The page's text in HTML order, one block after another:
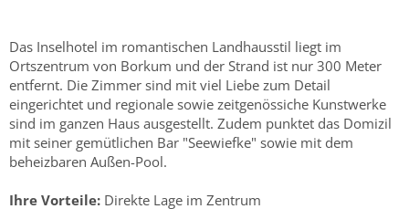
Das Inselhotel im romantischen Landhausstil liegt im
Ortszentrum von Borkum und der Strand ist nur 300 Meter
entfernt. Die Zimmer sind mit viel Liebe zum Detail
eingerichtet und regionale sowie zeitgenössiche Kunstwerke
sind im ganzen Haus ausgestellt. Zudem punktet das Domizil
mit seiner gemütlichen Bar "Seewiefke" sowie mit dem
beheizbaren Außen-Pool.
Ihre Vorteile: Direkte Lage im Zentrum